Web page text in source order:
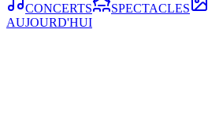
CONCERTS SPECTACLES
AUJOURD'HUI